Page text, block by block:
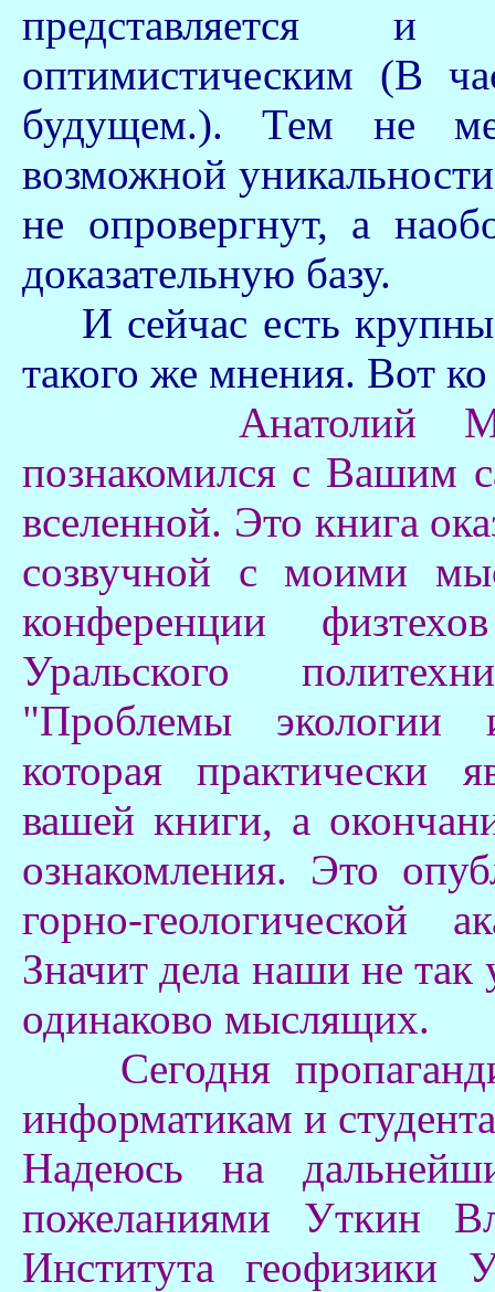
представляется
оптимистическим (В
будущем.). Тем не
возможной
не опровергнут, а
доказательную базу.
И сейчас есть
такого же мнения. Вот
Анатолий
познакомился с Вашим
вселенной. Это книга
созвучной с моими
конференции
Уральского
"Проблемы экологии
которая практически
вашей книги, а
ознакомления. Это
горно-геологической
Значит дела наши не
одинаково мыслящих.
Сегодня
информатикам и
Надеюсь на
пожеланиями Уткин
Института геофизики